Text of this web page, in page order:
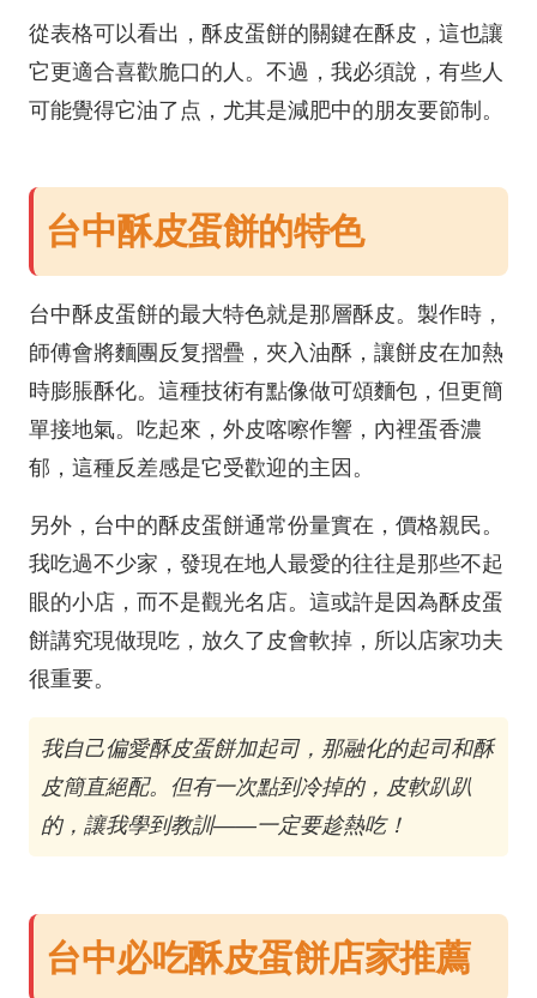
從表格可以看出，酥皮蛋餅的關鍵在酥皮，這也讓
它更適合喜歡脆口的人。不過，我必須說，有些人
可能覺得它油了点，尤其是減肥中的朋友要節制。
台中酥皮蛋餅的特色
台中酥皮蛋餅的最大特色就是那層酥皮。製作時，
師傅會將麵團反复摺疊，夾入油酥，讓餅皮在加熱
時膨脹酥化。這種技術有點像做可頌麵包，但更簡
單接地氣。吃起來，外皮喀嚓作響，內裡蛋香濃
郁，這種反差感是它受歡迎的主因。
另外，台中的酥皮蛋餅通常份量實在，價格親民。
我吃過不少家，發現在地人最愛的往往是那些不起
眼的小店，而不是觀光名店。這或許是因為酥皮蛋
餅講究現做現吃，放久了皮會軟掉，所以店家功夫
很重要。
我自己偏愛酥皮蛋餅加起司，那融化的起司和酥
皮簡直絕配。但有一次點到冷掉的，皮軟趴趴
的，讓我學到教訓——一定要趁熱吃！
台中必吃酥皮蛋餅店家推薦